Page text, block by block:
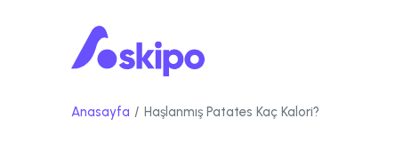
Anasayfa Haşlanmış Patates Kaç Kalori?